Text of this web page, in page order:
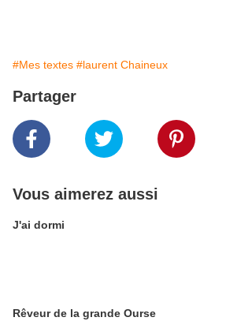
#Mes textes #laurent Chaineux
Partager
Vous aimerez aussi
J'ai dormi
Rêveur de la grande Ourse